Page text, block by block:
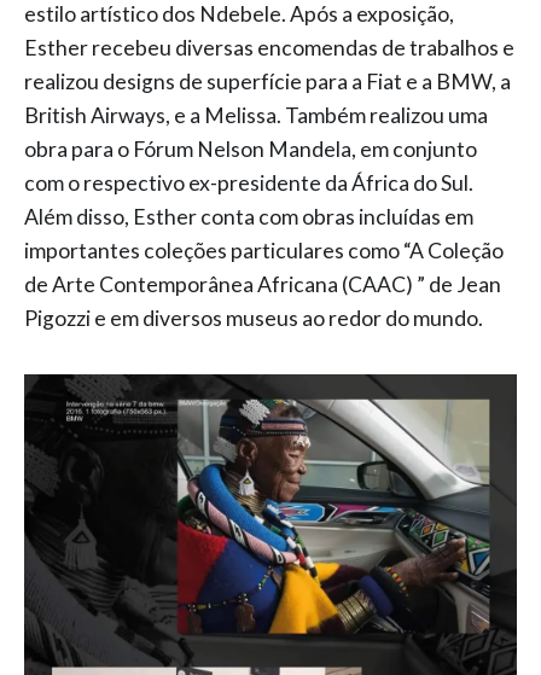
estilo artístico dos Ndebele. Após a exposição,
Esther recebeu diversas encomendas de trabalhos e
realizou designs de superfície para a Fiat e a BMW, a
British Airways, e a Melissa. Também realizou uma
obra para o Fórum Nelson Mandela, em conjunto
com o respectivo ex-presidente da África do Sul.
Além disso, Esther conta com obras incluídas em
importantes coleções particulares como “A Coleção
de Arte Contemporânea Africana (CAAC) ” de Jean
Pigozzi e em diversos museus ao redor do mundo.